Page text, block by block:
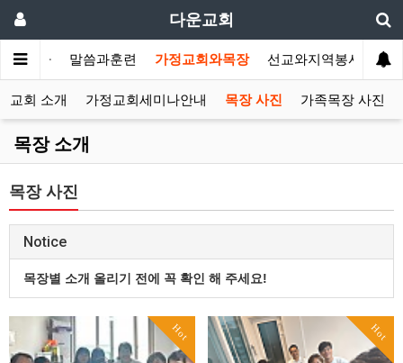
다운교회
합니다 말씀과훈련 가정교회와목장 선교와지역봉사 나
교회 소개 가정교회세미나안내 목장 사진 가족목장 사진
목장 소개
목장 사진
Notice
목장별 소개 올리기 전에 꼭 확인 해 주세요!
Hot Hot